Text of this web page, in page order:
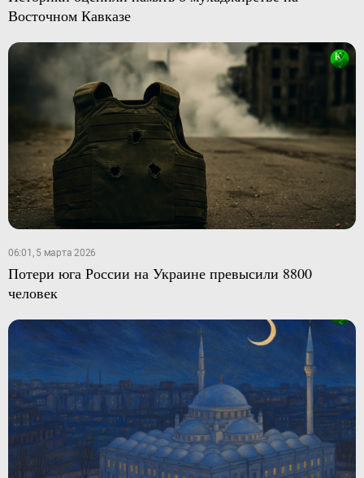
Восточном Кавказе
06:01, 5 марта 2026
Потери юга России на Украине превысили 8800
человек